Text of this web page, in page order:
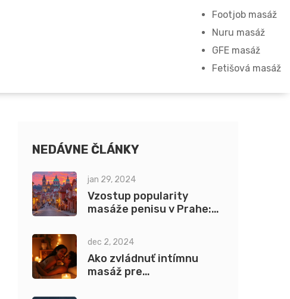
Footjob masáž
Nuru masáž
GFE masáž
Fetišová masáž
NEDÁVNE ČLÁNKY
jan 29, 2024
Vzostup popularity
masáže penisu v Prahe:
dec 2, 2024
Ako zvládnuť intímnu
masáž pre